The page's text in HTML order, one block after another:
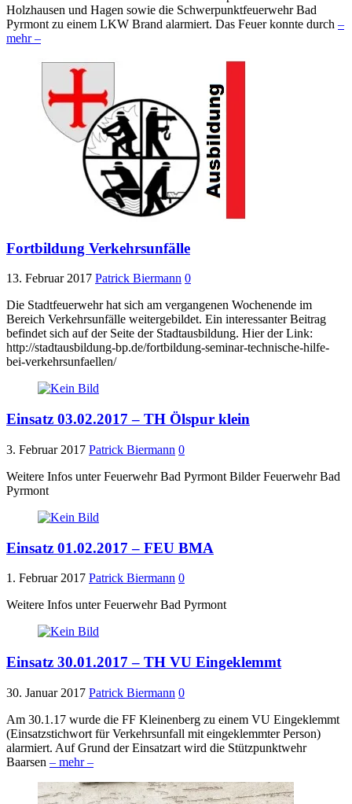
Holzhausen und Hagen sowie die Schwerpunktfeuerwehr Bad
Pyrmont zu einem LKW Brand alarmiert. Das Feuer konnte durch –
mehr –
Fortbildung Verkehrsunfälle
13. Februar 2017 Patrick Biermann 0
Die Stadtfeuerwehr hat sich am vergangenen Wochenende im
Bereich Verkehrsunfälle weitergebildet. Ein interessanter Beitrag
befindet sich auf der Seite der Stadtausbildung. Hier der Link:
http://stadtausbildung-bp.de/fortbildung-seminar-technische-hilfe-
bei-verkehrsunfaellen/
Einsatz 03.02.2017 – TH Ölspur klein
3. Februar 2017 Patrick Biermann 0
Weitere Infos unter Feuerwehr Bad Pyrmont Bilder Feuerwehr Bad
Pyrmont
Einsatz 01.02.2017 – FEU BMA
1. Februar 2017 Patrick Biermann 0
Weitere Infos unter Feuerwehr Bad Pyrmont
Einsatz 30.01.2017 – TH VU Eingeklemmt
30. Januar 2017 Patrick Biermann 0
Am 30.1.17 wurde die FF Kleinenberg zu einem VU Eingeklemmt
(Einsatzstichwort für Verkehrsunfall mit eingeklemmter Person)
alarmiert. Auf Grund der Einsatzart wird die Stützpunktwehr
Baarsen – mehr –